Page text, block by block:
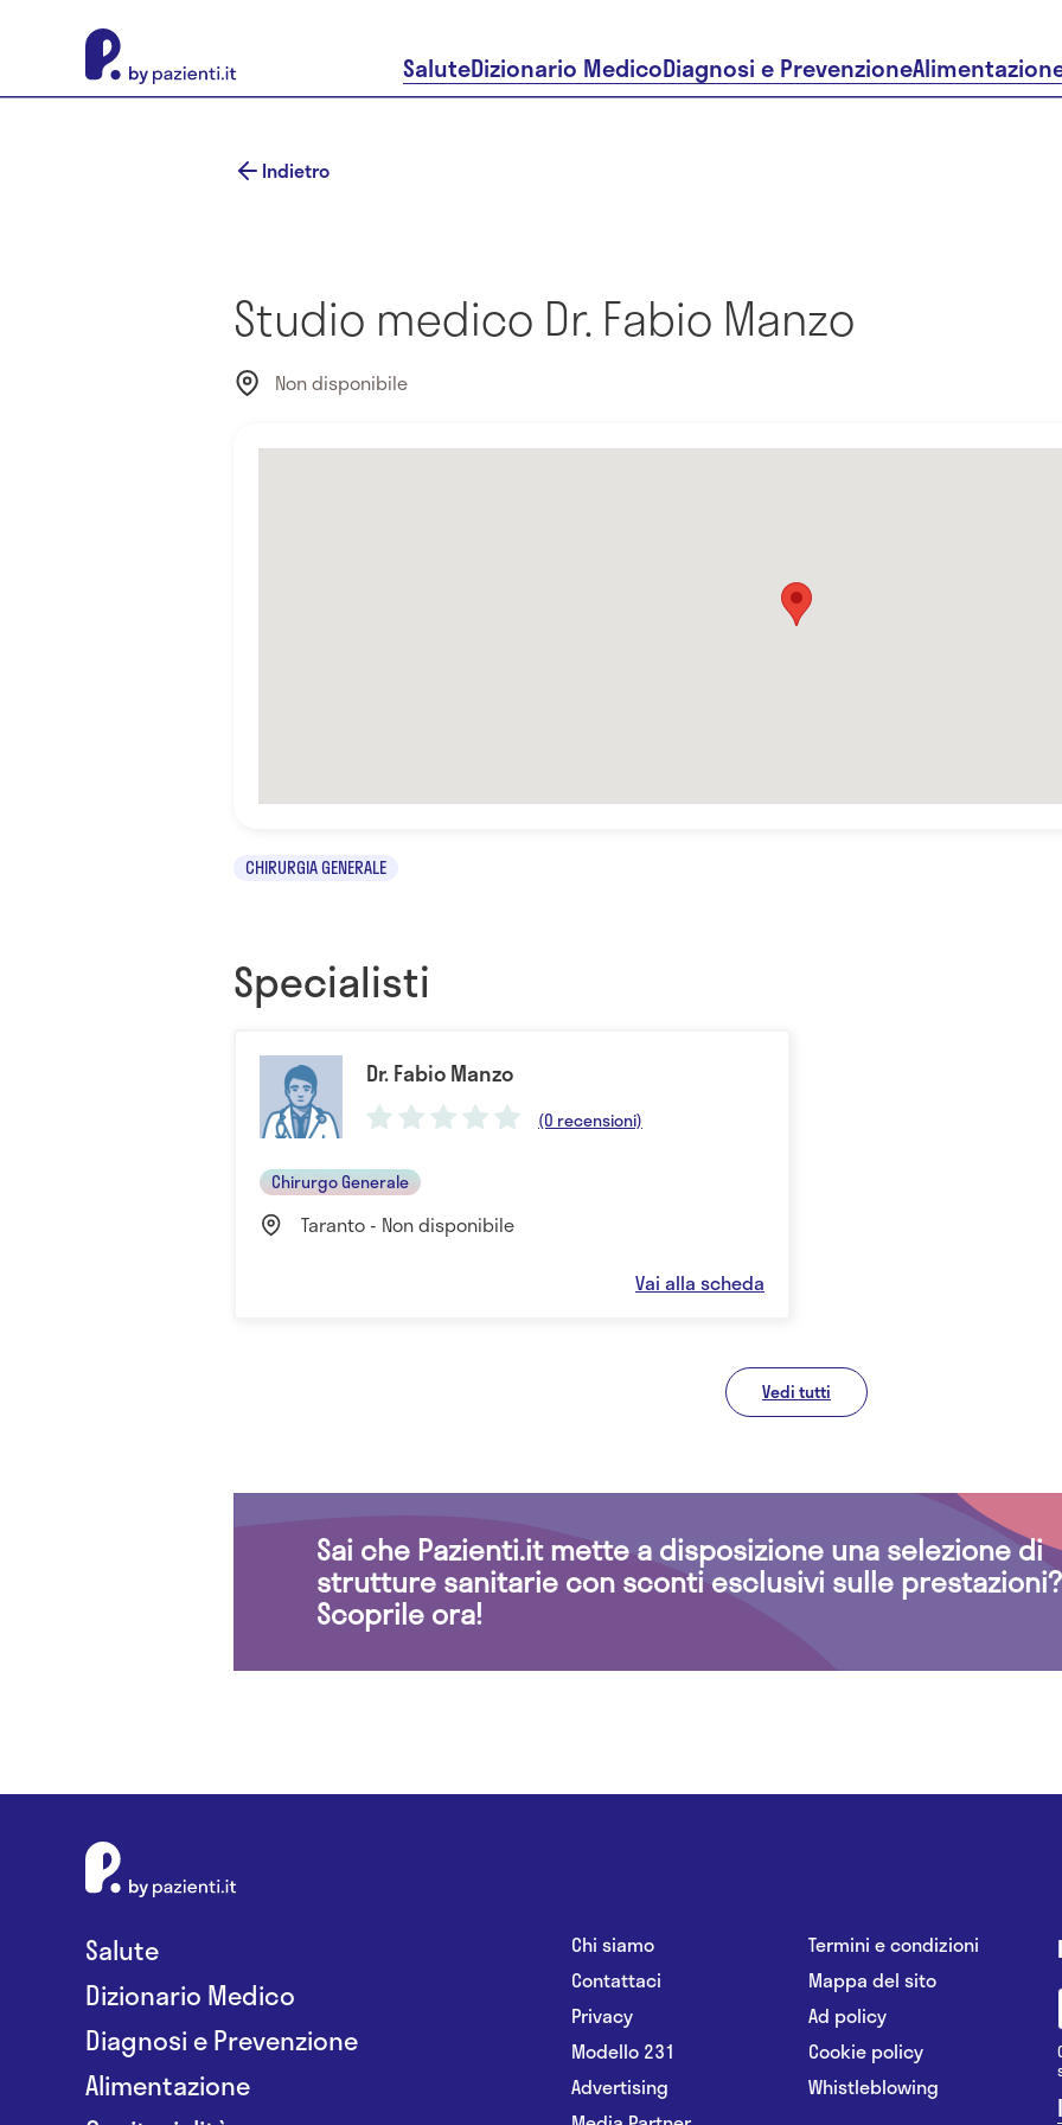
SaluteDizionario MedicoDiagnosi e Prevenzione
Indietro
Studio medico Dr. Fabio Manzo
Non disponibile
CHIRURGIA GENERALE
Specialisti
Dr. Fabio Manzo
(0 recensioni)
Chirurgo Generale
Taranto - Non disponibile
Vai alla scheda
Vedi tutti
Sai che Pazienti.it mette a disposizione una selezione di
strutture sanitarie con sconti esclusivi sulle prestazioni?
Scoprile ora!
Salute
Dizionario Medico
Diagnosi e Prevenzione
Alimentazione
Chi siamo
Contattaci
Privacy
Modello 231
Advertising
Termini e condizioni
Mappa del sito
Ad policy
Cookie policy
Whistleblowing